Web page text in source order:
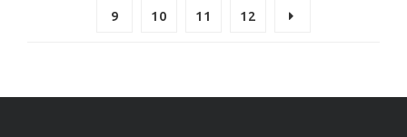
9 10 11 12